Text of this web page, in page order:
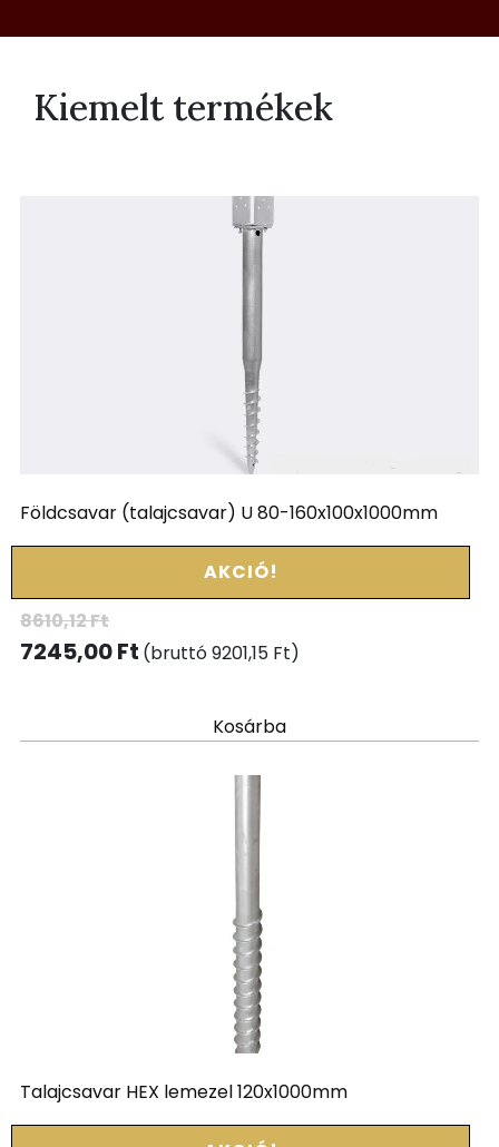
Kiemelt termékek
Földcsavar (talajcsavar) U 80-160x100x1000mm
AKCIÓ!
8610,12Ft
7245,00Ft (bruttó9201,15 Ft)
Kosárba
Talajcsavar HEX lemezel 120x1000mm